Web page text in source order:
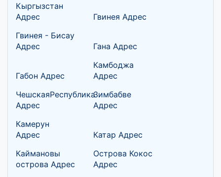
Кыргызстан
Адрес
Гвинея Адрес
Гвинея - Бисау
Адрес
Гана Адрес
Габон Адрес
Камбоджа
Адрес
ЧешскаяРеспублика
Адрес
Зимбабве
Адрес
Камерун
Адрес
Катар Адрес
Каймановы
острова Адрес
Острова Кокос
Адрес